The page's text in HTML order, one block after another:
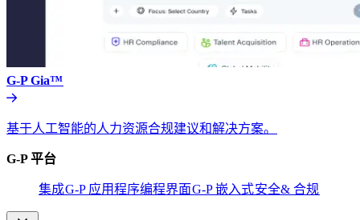
G-P Gia™​​
基于人工智能的人力资源合规建议和解决方案。​​
G-P 平台​​
集成​​G-P 应用程序编程界面​​G-P 嵌入式​​安全& 合规​​